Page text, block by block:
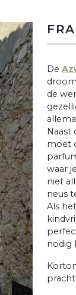
De
de
Naast
moet
waar
niet
neus
Als
nodig